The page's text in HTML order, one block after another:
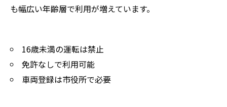
も幅広い年齢層で利用が増えています。
16歳未満の運転は禁止
免許なしで利用可能
車両登録は市役所で必要